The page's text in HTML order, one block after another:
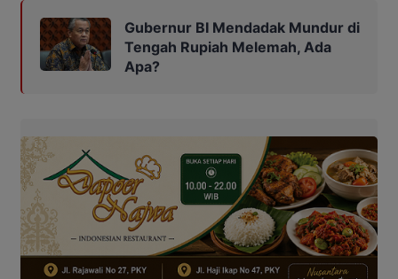
Gubernur BI Mendadak Mundur di
Tengah Rupiah Melemah, Ada
Apa?